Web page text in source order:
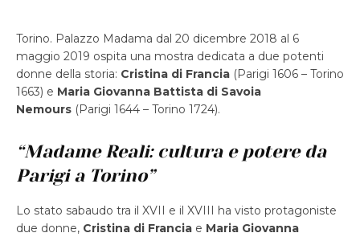
Torino. Palazzo Madama dal 20 dicembre 2018 al 6
maggio 2019 ospita una mostra dedicata a due potenti
donne della storia: Cristina di Francia (Parigi 1606 – Torino
1663) e Maria Giovanna Battista di Savoia
Nemours (Parigi 1644 – Torino 1724).
“Madame Reali: cultura e potere da
Parigi a Torino”
Lo stato sabaudo tra il XVII e il XVIII ha visto protagoniste
due donne, Cristina di Francia e Maria Giovanna